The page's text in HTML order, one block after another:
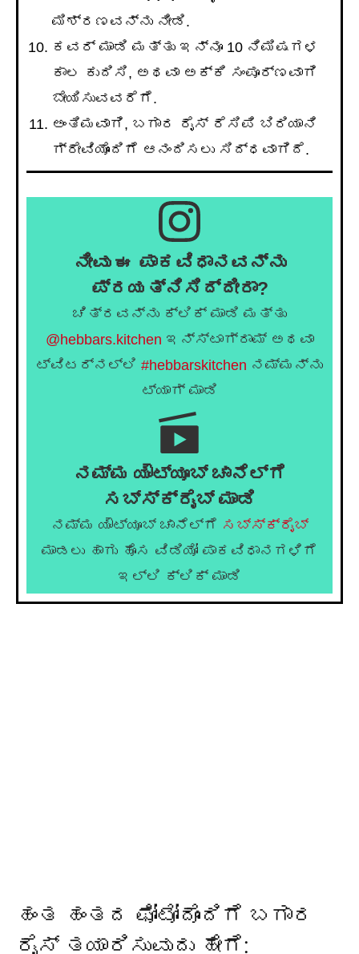
ಮಿಶ್ರಣವನ್ನು ನೀಡಿ.
ಕವರ್ ಮಾಡಿ ಮತ್ತು ಇನ್ನೂ 10 ನಿಮಿಷಗಳ
ಕಾಲ ಕುದಿಸಿ, ಅಥವಾ ಅಕ್ಕಿ ಸಂಪೂರ್ಣವಾಗಿ
ಬೇಯಿಸುವವರೆಗೆ.
ಅಂತಿಮವಾಗಿ, ಬಗಾರ ರೈಸ್ ರೆಸಿಪಿ ಬಿರಿಯಾನಿ
ಗ್ರೇವಿಯೊಂದಿಗೆ ಆನಂದಿಸಲು ಸಿದ್ಧವಾಗಿದೆ.
ನೀವು ಈ ಪಾಕವಿಧಾನವನ್ನು
ಪ್ರಯತ್ನಿಸಿದ್ದೀರಾ?
ಚಿತ್ರವನ್ನು ಕ್ಲಿಕ್ ಮಾಡಿ ಮತ್ತು
@hebbars.kitchen ಇನ್ಸ್ಟಾಗ್ರಾಮ್ ಅಥವಾ
ಟ್ವಿಟರ್‌ನಲ್ಲಿ #hebbarskitchen ನಮ್ಮನ್ನು
ಟ್ಯಾಗ್ ಮಾಡಿ
ನಮ್ಮ ಯೌಟ್ಯೂಬ್ ಚಾನೆಲ್ಗೆ
ಸಬ್ಸ್ಕ್ರೈಬ್ ಮಾಡಿ
ನಮ್ಮ ಯೌಟ್ಯೂಬ್ ಚಾನೆಲ್ಗೆ ಸಬ್ಸ್ಕ್ರೈಬ್
ಮಾಡಲು ಹಾಗು ಹೊಸ ವಿಡಿಯೋ ಪಾಕವಿಧಾನಗಳಿಗೆ
ಇಲ್ಲಿ ಕ್ಲಿಕ್ ಮಾಡಿ
ಹಂತ ಹಂತದ ಫೋಟೋದೊಂದಿಗೆ ಬಗಾರ
ರೈಸ್ ತಯಾರಿಸುವುದು ಹೇಗೆ: